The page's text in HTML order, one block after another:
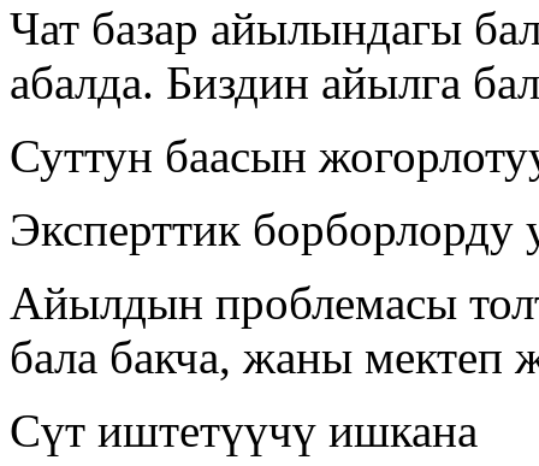
Чат базар айылындагы
абалда. Биздин айылга
Суттун баасын
Эксперттик
Айылдын проблемасы
бала бакча, жаны мектеп
Сүт иштетүүчү ишкана